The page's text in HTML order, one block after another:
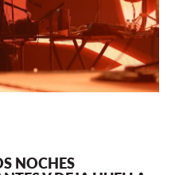
NOCHES